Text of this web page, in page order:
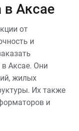
в Аксае
от
и
Аксае. Они
жилых
Их также
и